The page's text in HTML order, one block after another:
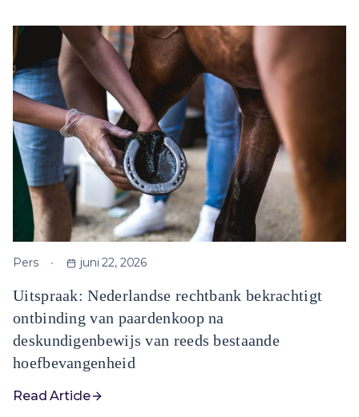
Pers juni 22, 2026
Uitspraak: Nederlandse rechtbank bekrachtigt
ontbinding van paardenkoop na
deskundigenbewijs van reeds bestaande
hoefbevangenheid
Read Article